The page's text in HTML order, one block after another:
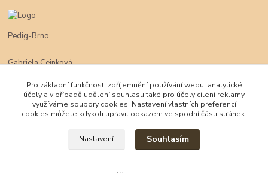
Pedig-Brno
Gabriela Cejnková
klimpe@klimpe.cz
Pro základní funkčnost, zpříjemnění používání webu, analytické
účely a v případě udělení souhlasu také pro účely cílení reklamy
využíváme soubory cookies. Nastavení vlastních preferencí
cookies můžete kdykoli upravit odkazem ve spodní části stránek.
Nastavení Souhlasím